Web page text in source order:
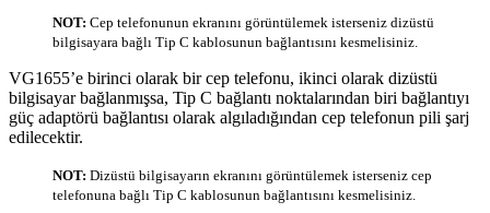
NOT: Cep telefonunun ekranını görüntülemek isterseniz dizüstü
bilgisayara bağlı Tip C kablosunun bağlantısını kesmelisiniz.
VG1655’e birinci olarak bir cep telefonu, ikinci olarak dizüstü
bilgisayar bağlanmışsa, Tip C bağlantı noktalarından biri bağlantıyı
güç adaptörü bağlantısı olarak algıladığından cep telefonun pili şarj
edilecektir.
NOT: Dizüstü bilgisayarın ekranını görüntülemek isterseniz cep
telefonuna bağlı Tip C kablosunun bağlantısını kesmelisiniz.